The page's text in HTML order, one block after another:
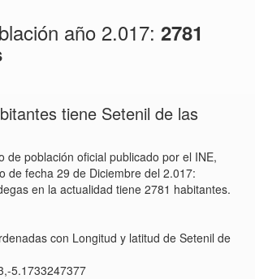
año 2.017: 2781
tiene Setenil de las
de población oficial publicado por el INE,
de fecha 29 de Diciembre del 2.017:
en la actualidad tiene 2781 habitantes.
con Longitud y latitud de Setenil de
5.1733247377